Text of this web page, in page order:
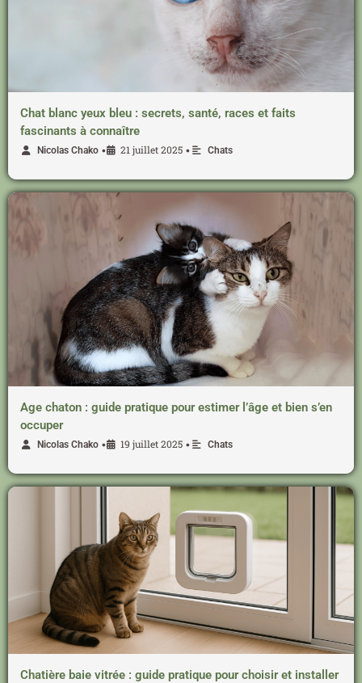
Chat blanc yeux bleu : secrets, santé, races et faits
fascinants à connaître
Nicolas Chako • 21 juillet 2025 • Chats
Age chaton : guide pratique pour estimer l’âge et bien s’en
occuper
Nicolas Chako • 19 juillet 2025 • Chats
Chatière baie vitrée : guide pratique pour choisir et installer